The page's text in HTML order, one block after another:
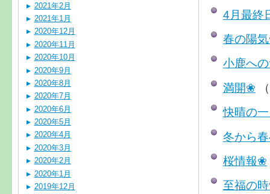
4月最終
春の陽
小鹿へ
満開❀
快晴の
冬から
桜情報❀
至福の
2021年2月
2021年1月
2020年12月
2020年11月
2020年10月
2020年9月
2020年8月
2020年7月
2020年6月
2020年5月
2020年4月
2020年3月
2020年2月
2020年1月
2019年12月